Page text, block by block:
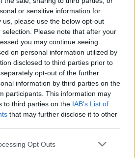
or sensitive information for
please use the below opt-out
Please note that after your
you may continue seeing
on personal information utilized by
disclosed to third parties prior to
opt-out of the further
information by third parties on the
participants. This information may
to third parties on the IAB’s List of
that may further disclose it to other
app uses one or more Google
Opt Outs
πως ένα ραδιοφωνικό
πέντε έως 20
στον Άρη από τη Γη.
Οργανισμού
σε τροχιά γύρω
το
μήνυμα στις 3 μ.μ. ώρα
Γη θα φτάσει 16 λεπτά